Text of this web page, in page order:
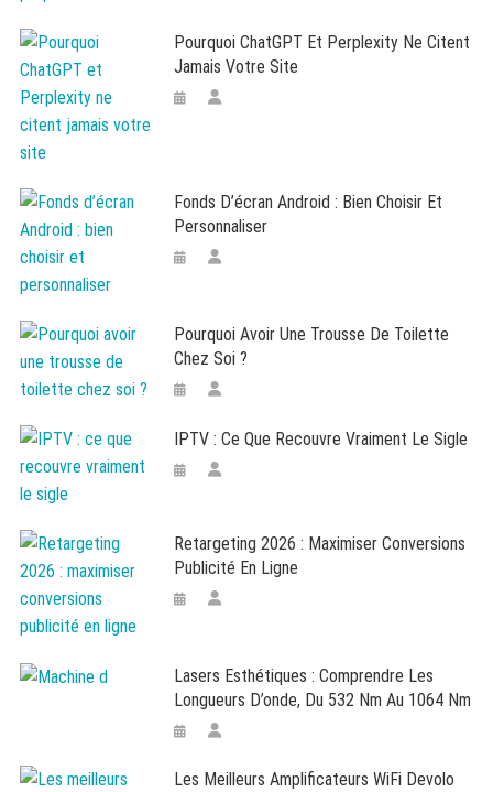
Pourquoi ChatGPT Et Perplexity Ne Citent
Jamais Votre Site
Fonds D’écran Android : Bien Choisir Et
Personnaliser
Pourquoi Avoir Une Trousse De Toilette
Chez Soi ?
IPTV : Ce Que Recouvre Vraiment Le Sigle
Retargeting 2026 : Maximiser Conversions
Publicité En Ligne
Lasers Esthétiques : Comprendre Les
Longueurs D’onde, Du 532 Nm Au 1064 Nm
Les Meilleurs Amplificateurs WiFi Devolo